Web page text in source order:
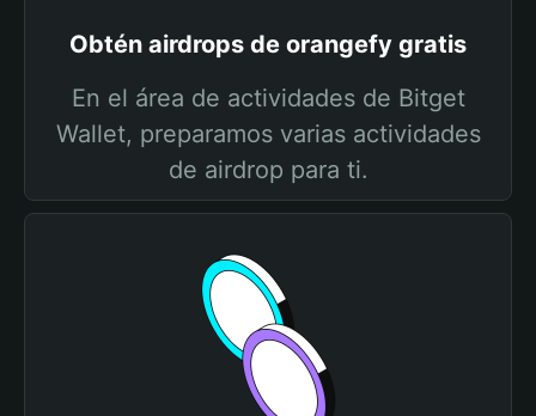
Obtén airdrops de orangefy gratis
En el área de actividades de Bitget
Wallet, preparamos varias actividades
de airdrop para ti.